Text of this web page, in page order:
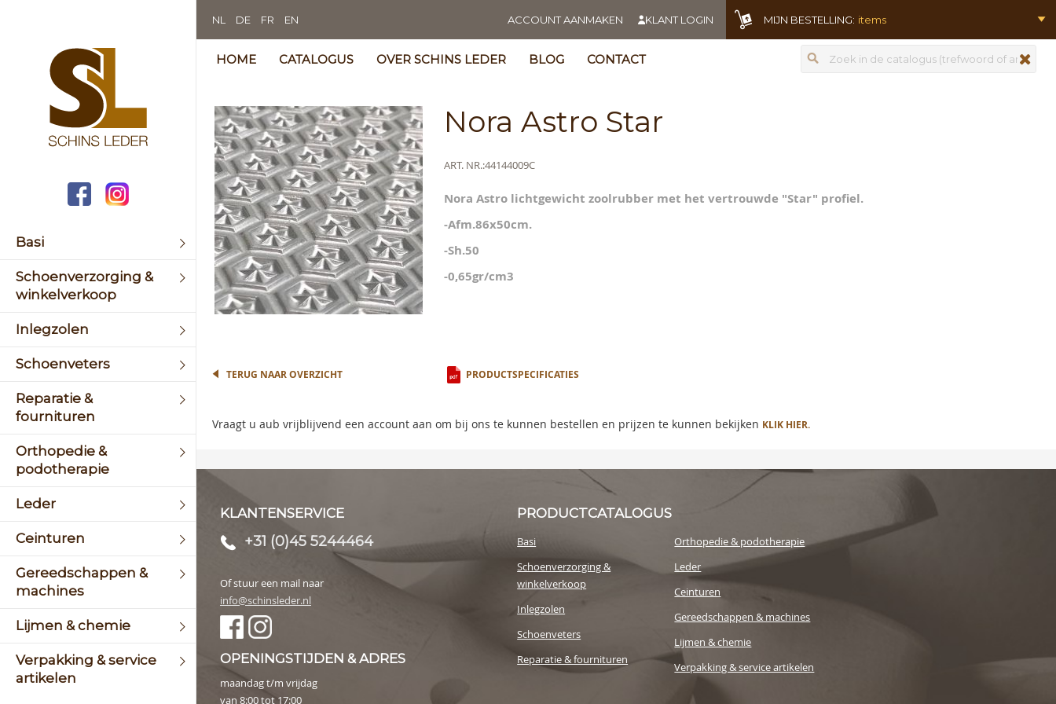
Basi
Schoenverzorging &
winkelverkoop
Inlegzolen
Schoenveters
Reparatie &
fournituren
Orthopedie &
podotherapie
Leder
Ceinturen
Gereedschappen &
machines
Lijmen & chemie
Verpakking & service
artikelen
ACCOUNT AANMAKEN KLANT LOGIN
NL DE FR EN MIJN BESTELLING: items
HOME CATALOGUS OVER SCHINS LEDER BLOG CONTACT Zoeken
Nora Astro Star
Meer
ART. NR.44144009C
Nora Astro lichtgewicht zoolrubber met het vertrouwde "Star" profiel.
-Afm.86x50cm.
-Sh.50
-0,65gr/cm3
Skip
to
the
end
of
the
images
gallery
beginning
images
TERUG NAAR OVERZICHT PRODUCTSPECIFICATIES
Vraagt u aub vrijblijvend een account aan om bij ons te kunnen bestellen en prijzen te kunnen bekijken KLIK HIER.
KLANTENSERVICE
+31 (0)45 5244464
Of stuur een mail naar
info@schinsleder.nl
OPENINGSTIJDEN & ADRES
maandag t/m vrijdag
van 8:00 tot 17:00
PRODUCTCATALOGUS
Basi
Schoenverzorging &
winkelverkoop
Inlegzolen
Schoenveters
Reparatie & fournituren
Orthopedie & podotherapie
Leder
Ceinturen
Gereedschappen & machines
Lijmen & chemie
Verpakking & service artikelen